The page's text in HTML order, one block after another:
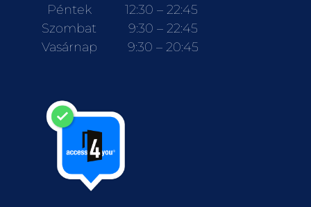
Péntek
12:30 – 22:45
Szombat
9:30 – 22:45
Vasárnap
9:30 – 20:45